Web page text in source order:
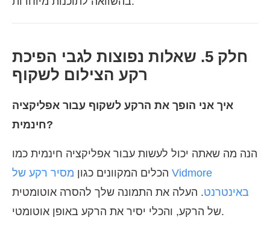
חלק 5. שאלות נפוצות לגבי הפיכת
רקע הצילום לשקוף
איך אני הופך את הרקע לשקוף עבור אפליקציה
חינמית?
הנה מה שאתה יכול לעשות עבור אפליקציה חינמית כמו
הכלים המקוונים כגון מסיר רקע של Vidmore
באינטרנט. העלה את התמונה שלך להסרה אוטומטית
של הרקע, והכלי יסיר את הרקע באופן אוטומטי.